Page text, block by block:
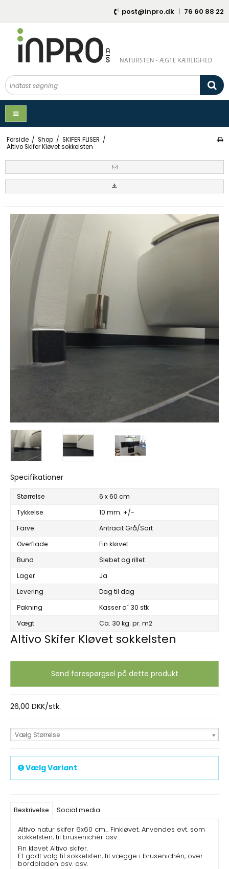
post@inpro.dk | 76 60 88 22
Forside / Shop / SKIFER FLISER /
Altivo Skifer Kløvet sokkelsten
Specifikationer
Størrelse
6 x 60 cm
Tykkelse
10 mm. +/-
Farve
Antracit Grå/Sort
Overflade
Fin kløvet
Bund
Slebet og rillet
Lager
Ja
Levering
Dag til dag
Pakning
Kasser a´ 30 stk
Vægt
Ca. 30 kg. pr. m2
Altivo Skifer Kløvet sokkelsten
Send forespørgsel på dette produkt
26,00 DKK/stk.
Vælg Størrelse
Vælg Variant
Beskrivelse Social media
Altivo natur skifer 6x60 cm... Finkløvet. Anvendes evt. som
sokkelsten, til brusenichér osv....
Fin kløvet Altivo skifer.
Et godt valg til sokkelsten, til vægge i brusenichén, over
bordpladen osv. osv.